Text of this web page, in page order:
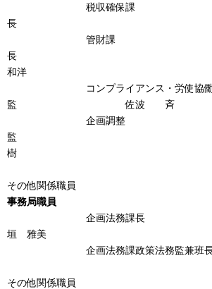
税収確保課
長 松林
管財課
長
和洋
コンプライアンス・労使協働
監 佐波 斉
企画調整
監 山
樹
その他関係職員
事務局職員
企画法務
垣 雅美
企画法務課政策法務監兼
その他関係職員